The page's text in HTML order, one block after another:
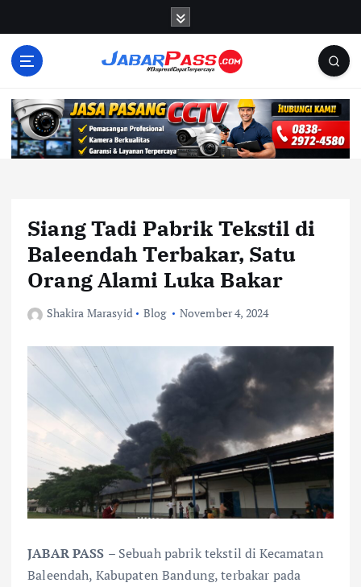
Siang Tadi Pabrik Tekstil di
Baleendah Terbakar, Satu
Orang Alami Luka Bakar
Shakira Marasyid Blog November 4, 2024
JABAR PASS – Sebuah pabrik tekstil di Kecamatan
Baleendah, Kabupaten Bandung, terbakar pada